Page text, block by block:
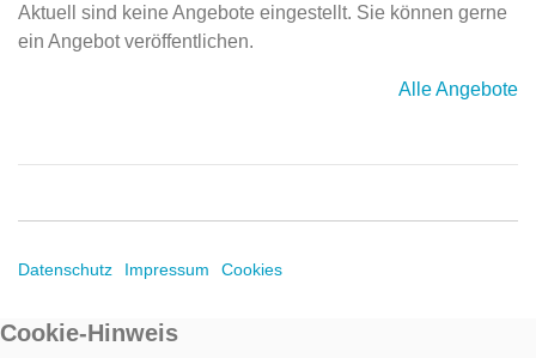
Aktuell sind keine Angebote eingestellt. Sie können gerne
ein Angebot veröffentlichen.
Alle Angebote
Datenschutz Impressum Cookies
Cookie-Hinweis